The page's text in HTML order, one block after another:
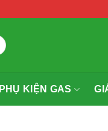
PHỤ KIỆN GAS